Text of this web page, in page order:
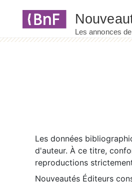
Les données
d'auteur. À ce titre,
reproductions
Nouveautés Éditeurs